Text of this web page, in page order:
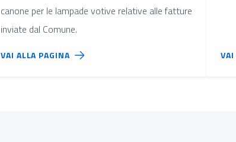
canone per le lampade votive relative alle fatture
inviate dal Comune.
VAI ALLA PAGINA